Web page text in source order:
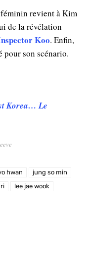
revient à Kim
de la révélation
Koo. Enfin,
pour son scénario.
Korea… Le
hwan
jung so min
lee jae wook